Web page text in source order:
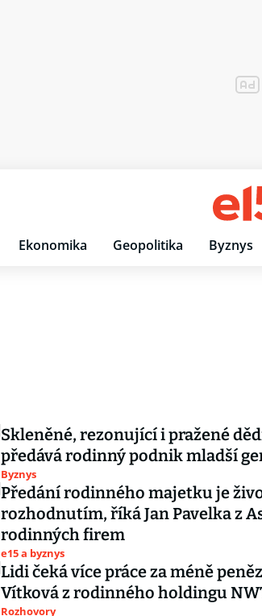
Ekonomika Geopolitika Byznys
Skleněné, rezonující i pražené
předává rodinný podnik mladší
Byznys
Předání rodinného majetku je
rozhodnutím, říká Jan Pavelka z
rodinných firem
e15 a byznys
Lidi čeká více práce za méně
Vítková z rodinného holdingu
Rozhovory